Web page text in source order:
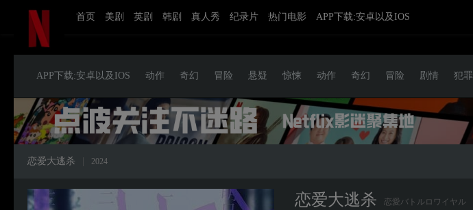
首页 美剧 英剧 韩剧 真人秀 纪录片 热门电影 APP下载:安卓以及IOS
APP下载:安卓以及IOS 动作 奇幻 冒险 悬疑 惊悚 动作 奇幻 冒险 剧情 犯罪
恋爱大逃杀 2024
恋爱大逃杀 恋愛バトルロワイヤル